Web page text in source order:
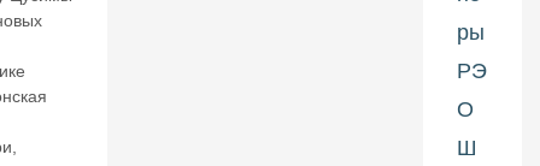
м
о
ры
РЭ
О
Ш